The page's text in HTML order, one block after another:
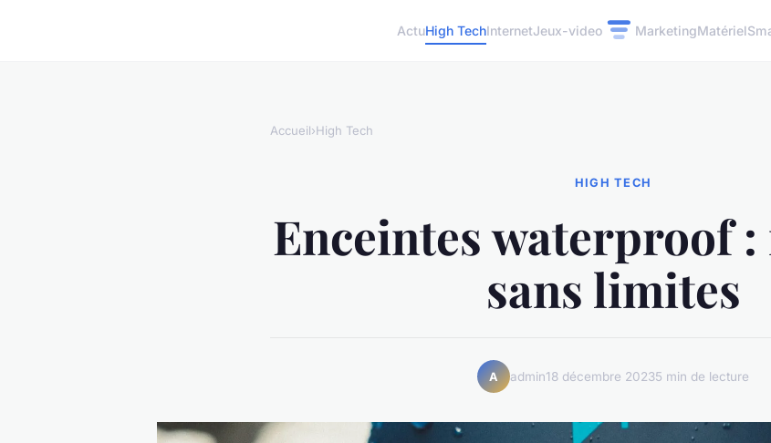
ActuHigh TechInternetJeux-video MarketingMatériel
Accueil›High Tech
HIGH TECH
Enceintes waterproof
sans limites
A admin18 décembre 20235 min de lecture